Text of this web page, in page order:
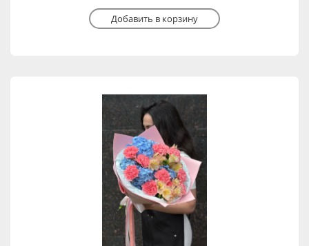
Добавить в корзину